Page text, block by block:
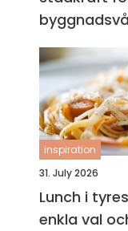
inspiration
31. July 2026
Lunch i tyresö god
enkla val